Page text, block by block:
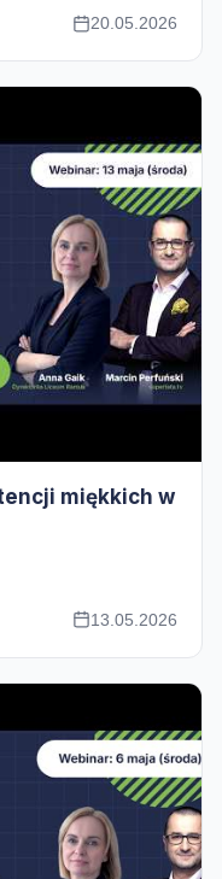
20.05.2026
miękkich w
13.05.2026